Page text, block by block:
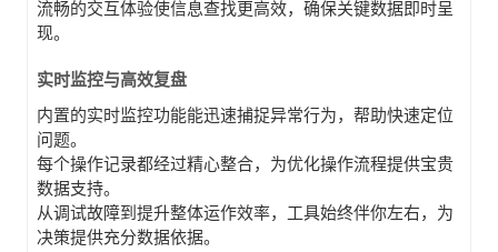
流畅的交互体验使信息查找更高效，确保关键数据即时呈
现。
实时监控与高效复盘
内置的实时监控功能能迅速捕捉异常行为，帮助快速定位
问题。
每个操作记录都经过精心整合，为优化操作流程提供宝贵
数据支持。
从调试故障到提升整体运作效率，工具始终伴你左右，为
决策提供充分数据依据。